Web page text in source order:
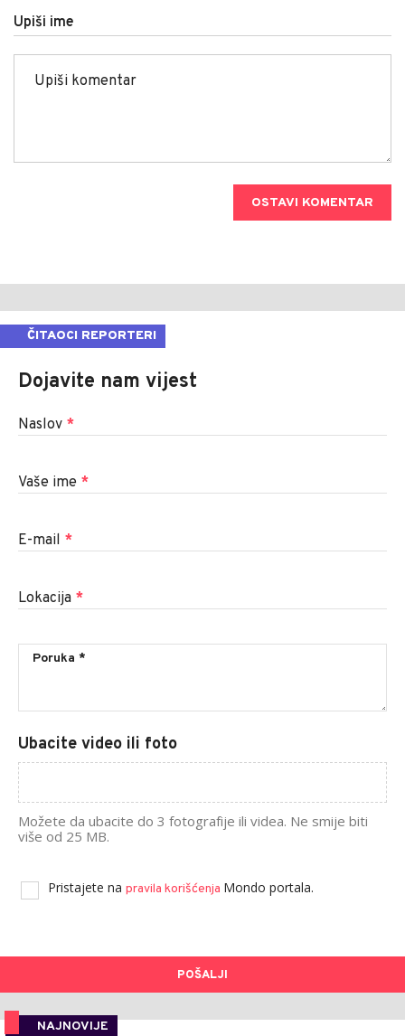
Upiši ime
OSTAVI KOMENTAR
ČITAOCI REPORTERI
Dojavite nam vijest
Naslov *
Vaše ime *
E-mail *
Lokacija *
Ubacite video ili foto
Možete da ubacite do 3 fotografije ili videa. Ne smije biti
više od 25 MB.
Pristajete na pravila korišćenja Mondo portala.
POŠALJI
NAJNOVIJE